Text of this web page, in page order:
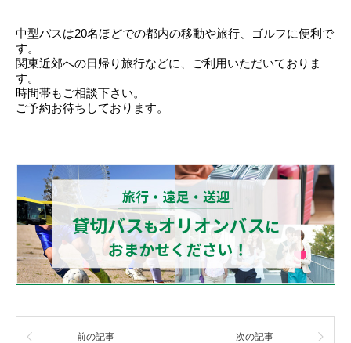
中型バスは20名ほどでの都内の移動や旅行、ゴルフに便利で
す。
関東近郊への日帰り旅行などに、ご利用いただいておりま
す。
時間帯もご相談下さい。
ご予約お待ちしております。
前の記事 次の記事